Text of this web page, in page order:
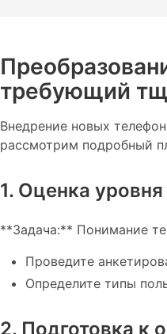
требующий
Внедрение новых
рассмотрим подробный
1. Оценка
**Задача:** Понимание
Проведите
Определите типы
2. Подготовка к